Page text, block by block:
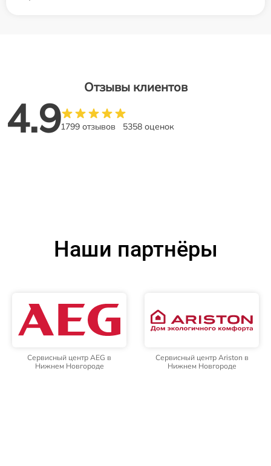
Отзывы клиентов
4.91799 отзывов 5358 оценок
Наши партнёры
Сервисный центр AEG в
Нижнем Новгороде
Сервисный центр Ariston в
Нижнем Новгороде